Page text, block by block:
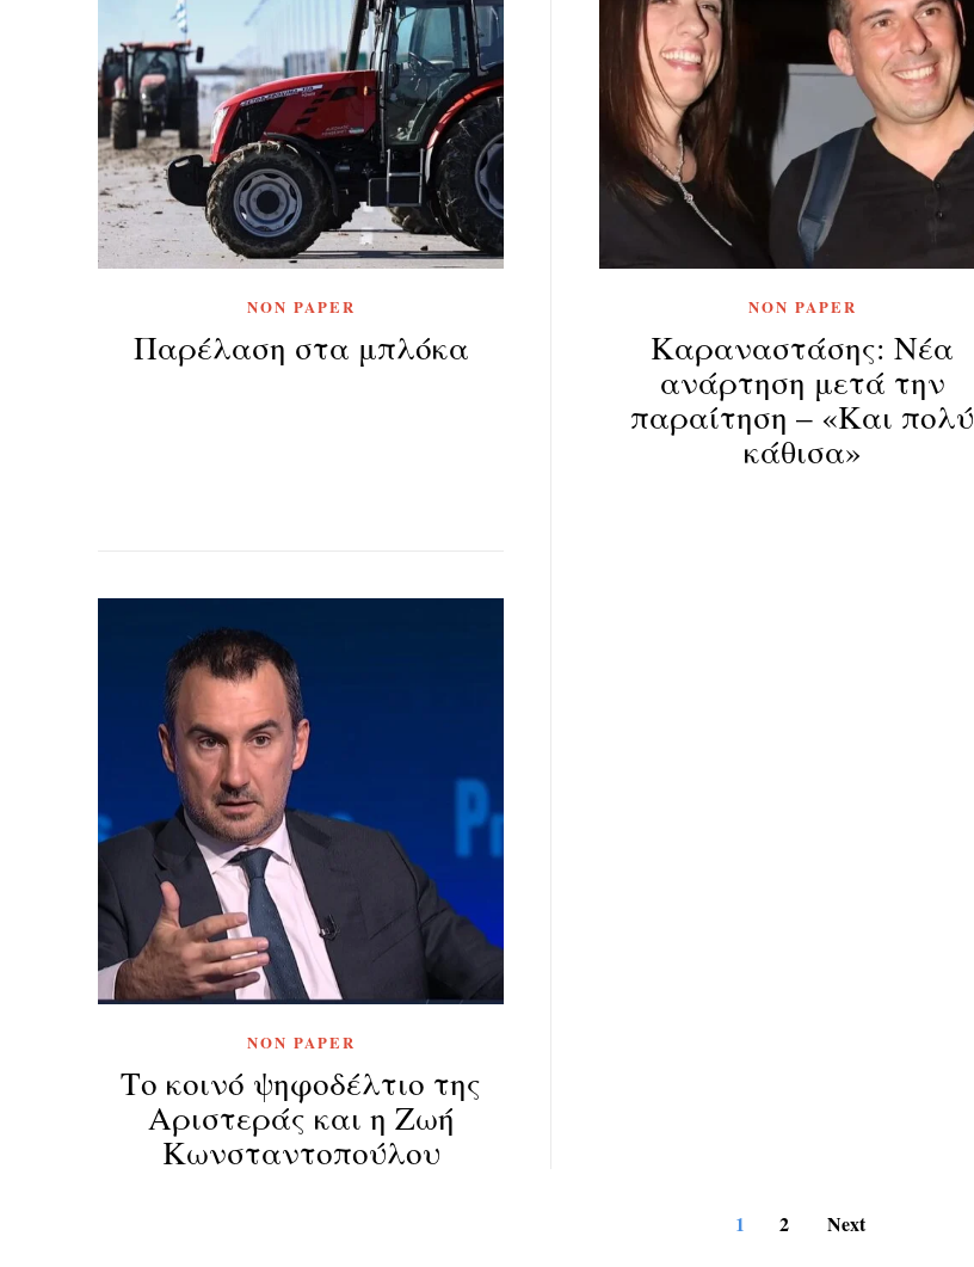
NON PAPER
Παρέλαση στα μπλόκα
NON PAPER
Καραναστάσης: Νέα
ανάρτηση μετά την
παραίτηση – «Και πολύ
κάθισα»
NON PAPER
Το κοινό ψηφοδέλτιο της
Αριστεράς και η Ζωή
Κωνσταντοπούλου
1 2 Next